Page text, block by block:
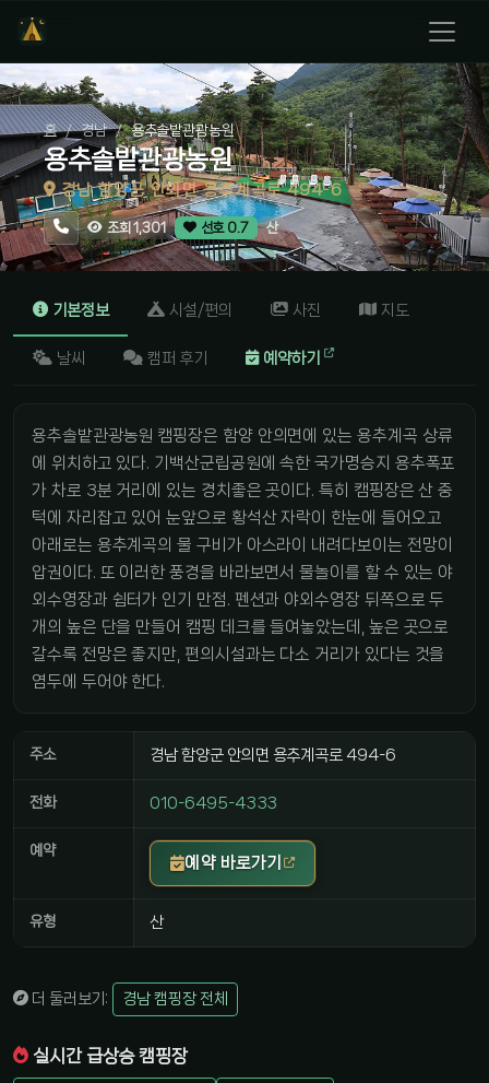
홈 경남 용추솔밭관광농원
용추솔밭관광농원
경남 함양군 안의면 용추계곡로 494-6
조회 1,301 선호 0.7 산
기본정보 시설/편의 사진 지도
날씨 캠퍼 후기 예약하기
용추솔밭관광농원 캠핑장은 함양 안의면에 있는 용추계곡 상류
에 위치하고 있다. 기백산군립공원에 속한 국가명승지 용추폭포
가 차로 3분 거리에 있는 경치좋은 곳이다. 특히 캠핑장은 산 중
턱에 자리잡고 있어 눈앞으로 황석산 자락이 한눈에 들어오고
아래로는 용추계곡의 물 구비가 아스라이 내려다보이는 전망이
압권이다. 또 이러한 풍경을 바라보면서 물놀이를 할 수 있는 야
외수영장과 쉼터가 인기 만점. 펜션과 야외수영장 뒤쪽으로 두
개의 높은 단을 만들어 캠핑 데크를 들여놓았는데, 높은 곳으로
갈수록 전망은 좋지만, 편의시설과는 다소 거리가 있다는 것을
염두에 두어야 한다.
주소 경남 함양군 안의면 용추계곡로 494-6
전화 010-6495-4333
예약
예약 바로가기
유형 산
더 둘러보기: 경남 캠핑장 전체
실시간 급상승 캠핑장